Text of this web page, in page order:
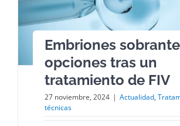
Embriones
opciones tras un
tratamiento de FIV
27 noviembre, 2024 | Actualidad,
técnicas